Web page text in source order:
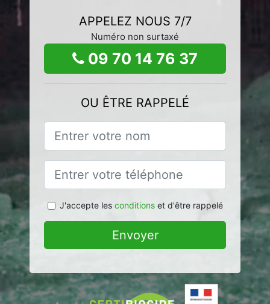
APPELEZ NOUS 7/7
Numéro non surtaxé
09 70 14 76 37
OU ÊTRE RAPPELÉ
J'accepte les conditionset d'être rappelé
Envoyer